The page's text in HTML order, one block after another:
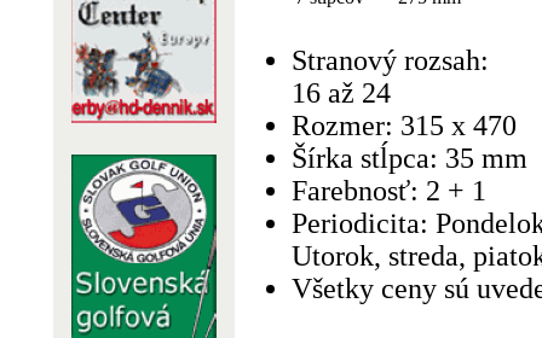
Stranový rozsah:
16 až 24
Rozmer: 315 x 470
Šírka stĺpca: 35 mm
Farebnosť: 2 + 1
Periodicita:
Utorok, streda,
Všetky ceny sú